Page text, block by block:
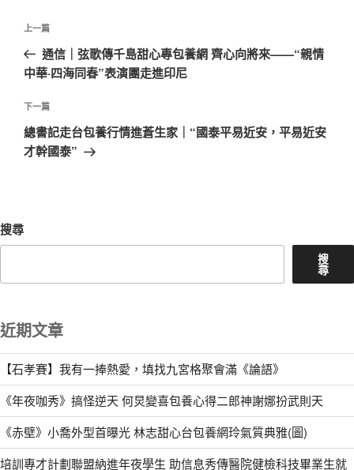
文
導
覽
上
一
篇
章
上一篇
通信｜弦歌傳千島甜心專包養網 齊心向將來——“親情
中華·四海同春”表演團走進印尼
下
一
篇
下一篇
總書記走台包養行情進蒼生家｜“國泰平易近安，平易近安
才幹國泰”
搜尋
搜
尋
近期文章
【石孝賽】我有一捧熱愛，填找九宮格聚會滿《論語》
《年夜咖秀》搞怪逆天 何炅變喜包養心得二郎神謝娜扮武則天
《赤壁》小喬外型首曝光 林志甜心台包養網玲氣質典雅(圖)
培訓專才計劃聯盟納進年夜學生 助信息秀傳醫院健檢科技畢業生就